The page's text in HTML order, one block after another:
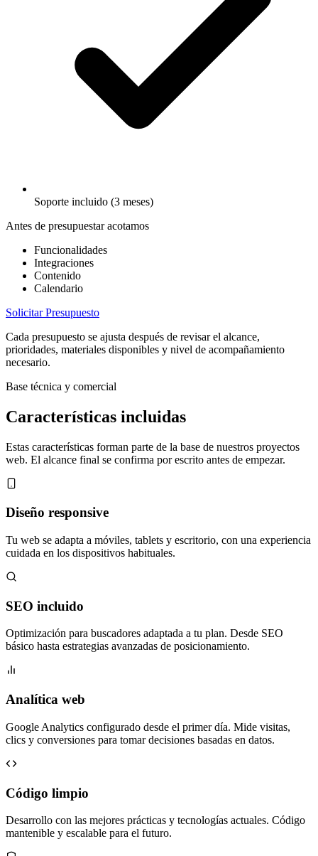
Soporte incluido (3 meses)
Antes de presupuestar acotamos
Funcionalidades
Integraciones
Contenido
Calendario
Solicitar Presupuesto
Cada presupuesto se ajusta después de revisar el alcance,
prioridades, materiales disponibles y nivel de acompañamiento
necesario.
Base técnica y comercial
Características incluidas
Estas características forman parte de la base de nuestros proyectos
web. El alcance final se confirma por escrito antes de empezar.
Diseño responsive
Tu web se adapta a móviles, tablets y escritorio, con una experiencia
cuidada en los dispositivos habituales.
SEO incluido
Optimización para buscadores adaptada a tu plan. Desde SEO
básico hasta estrategias avanzadas de posicionamiento.
Analítica web
Google Analytics configurado desde el primer día. Mide visitas,
clics y conversiones para tomar decisiones basadas en datos.
Código limpio
Desarrollo con las mejores prácticas y tecnologías actuales. Código
mantenible y escalable para el futuro.